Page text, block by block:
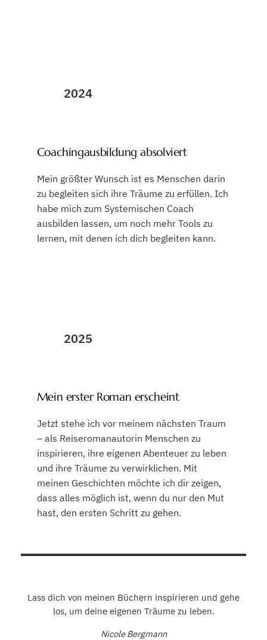
2024
Coachingausbildung absolviert
Mein größter Wunsch ist es Menschen darin
zu begleiten sich ihre Träume zu erfüllen. Ich
habe mich zum Systemischen Coach
ausbilden lassen, um noch mehr Tools zu
lernen, mit denen ich dich begleiten kann.
2025
Mein erster Roman erscheint
Jetzt stehe ich vor meinem nächsten Traum
– als Reiseromanautorin Menschen zu
inspirieren, ihre eigenen Abenteuer zu leben
und ihre Träume zu verwirklichen. Mit
meinen Geschichten möchte ich dir zeigen,
dass alles möglich ist, wenn du nur den Mut
hast, den ersten Schritt zu gehen.
Lass dich von meinen Büchern inspirieren und gehe
los, um deine eigenen Träume zu leben.
Nicole Bergmann